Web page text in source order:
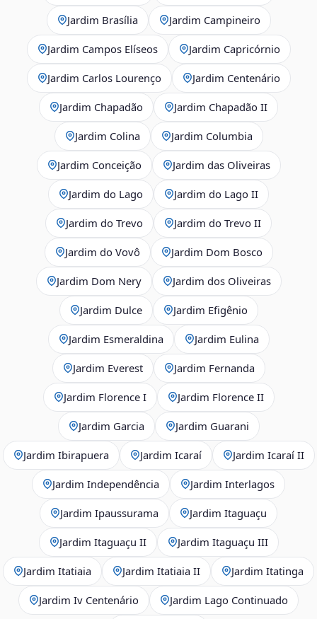
Jardim Brasília Jardim Campineiro
Jardim Campos Elíseos Jardim Capricórnio
Jardim Carlos Lourenço Jardim Centenário
Jardim Chapadão Jardim Chapadão II
Jardim Colina Jardim Columbia
Jardim Conceição Jardim das Oliveiras
Jardim do Lago Jardim do Lago II
Jardim do Trevo Jardim do Trevo II
Jardim do Vovô Jardim Dom Bosco
Jardim Dom Nery Jardim dos Oliveiras
Jardim Dulce Jardim Efigênio
Jardim Esmeraldina Jardim Eulina
Jardim Everest Jardim Fernanda
Jardim Florence I Jardim Florence II
Jardim Garcia Jardim Guarani
Jardim Ibirapuera Jardim Icaraí Jardim Icaraí II
Jardim Independência Jardim Interlagos
Jardim Ipaussurama Jardim Itaguaçu
Jardim Itaguaçu II Jardim Itaguaçu III
Jardim Itatiaia Jardim Itatiaia II Jardim Itatinga
Jardim Iv Centenário Jardim Lago Continuado